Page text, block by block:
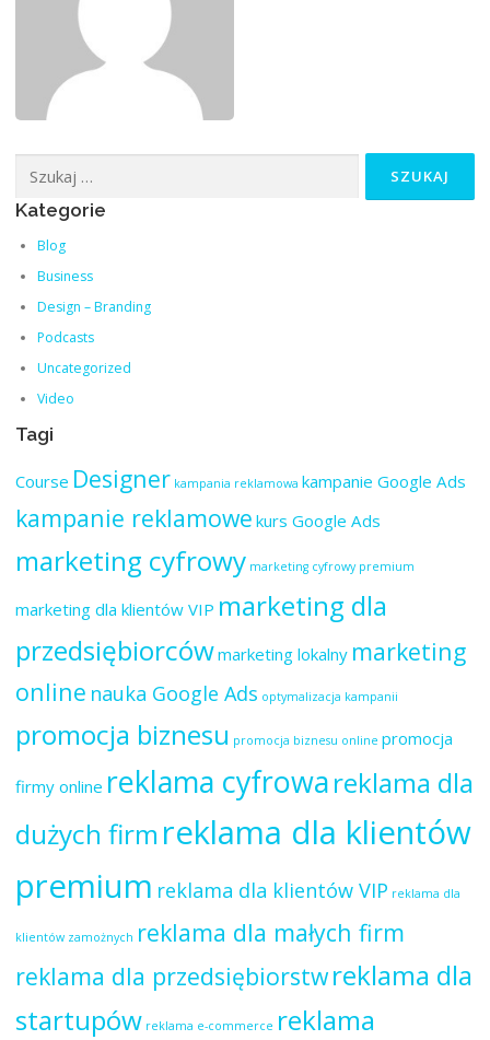
Kategorie
Blog
Business
Design – Branding
Podcasts
Uncategorized
Video
Tagi
Course Designer kampania reklamowa kampanie Google Ads
kampanie reklamowe kurs Google Ads
marketing cyfrowy marketing cyfrowy premium
marketing dla klientów VIP marketing dla
przedsiębiorcówmarketing lokalny marketing
online nauka Google Ads optymalizacja kampanii
promocja biznesu promocja biznesu online promocja
firmy online reklama cyfrowareklama dla
dużych firm reklama dla klientów
premium reklama dla klientów VIP reklama dla
klientów zamożnych reklama dla małych firm
reklama dla przedsiębiorstwreklama dla
startupów reklama e-commerce reklama